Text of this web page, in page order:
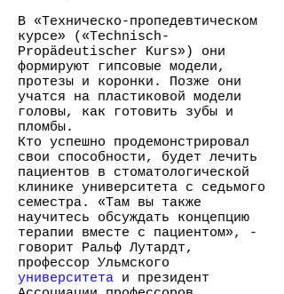
В «Техническо-пропедевтическом
курсе» («Technisch-
Propädeutischer Kurs») они
формируют гипсовые модели,
протезы и коронки. Позже они
учатся на пластиковой модели
головы, как готовить зубы и
пломбы.
Кто успешно продемонстрировал
свои способности, будет лечить
пациентов в стоматологической
клинике университета с седьмого
семестра. «Там вы также
научитесь обсуждать концепцию
терапии вместе с пациентом», -
говорит Ральф Лутардт,
профессор Ульмского
университета и президент